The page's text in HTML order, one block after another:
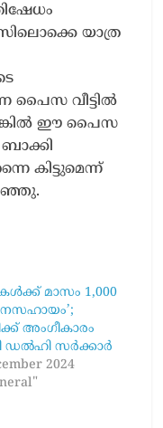
യാത്ര
പൈസ വീട്ടിൽ
ഈ പൈസ
കിട്ടുമെന്ന്
മാസം 1,000
അംഗീകാരം
ഡൽഹി സർക്കാർ
2024